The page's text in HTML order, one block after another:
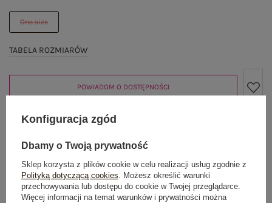
One size
TABELA ROZMIARÓW
POWIADOM O DOSTĘPNOŚCI
OPIS PRODUKTU
Konfiguracja zgód
Dbamy o Twoją prywatność
Sklep korzysta z plików cookie w celu realizacji usług zgodnie z
Polityką dotyczącą cookies. Możesz określić warunki
przechowywania lub dostępu do cookie w Twojej przeglądarce.
Więcej informacji na temat warunków i prywatności można